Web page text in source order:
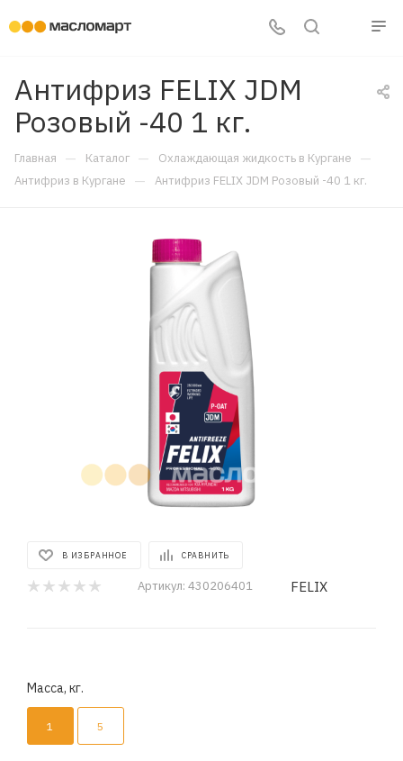
Антифриз FELIX JDM
Розовый -40 1 кг.
Главная — Каталог — Охлаждающая жидкость в Кургане —
Антифриз в Кургане — Антифриз FELIX JDM Розовый -40 1 кг.
В ИЗБРАННОЕ СРАВНИТЬ
Артикул: 430206401 FELIX
Масса, кг.
1 5